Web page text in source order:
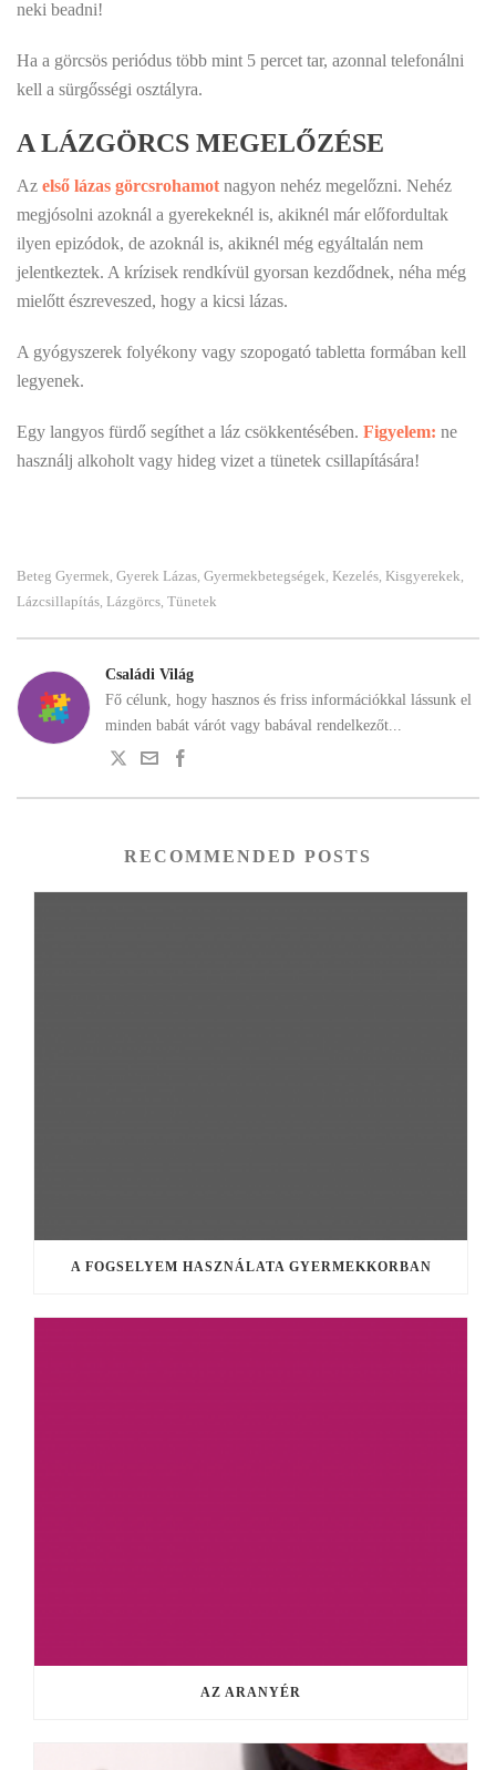
neki beadni!
Ha a görcsös periódus több mint 5 percet tar, azonnal telefonálni
kell a sürgősségi osztályra.
A LÁZGÖRCS MEGELŐZÉSE
Az első lázas görcsrohamot nagyon nehéz megelőzni. Nehéz
megjósolni azoknál a gyerekeknél is, akiknél már előfordultak
ilyen epizódok, de azoknál is, akiknél még egyáltalán nem
jelentkeztek. A krízisek rendkívül gyorsan kezdődnek, néha még
mielőtt észreveszed, hogy a kicsi lázas.
A gyógyszerek folyékony vagy szopogató tabletta formában kell
legyenek.
Egy langyos fürdő segíthet a láz csökkentésében. Figyelem: ne
használj alkoholt vagy hideg vizet a tünetek csillapítására!
Beteg Gyermek Gyerek Lázas Gyermekbetegségek Kezelés Kisgyerekek
Lázcsillapítás Lázgörcs Tünetek
Családi Világ
Fő célunk, hogy hasznos és friss információkkal lássunk el
minden babát várót vagy babával rendelkezőt...
RECOMMENDED POSTS
A FOGSELYEM HASZNÁLATA GYERMEKKORBAN
AZ ARANYÉR